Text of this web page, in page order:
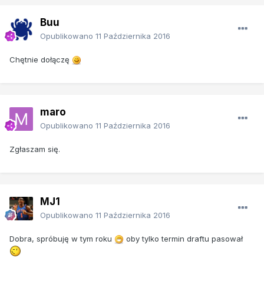
Buu
Opublikowano 11 Października 2016
Chętnie dołączę
maro
Opublikowano 11 Października 2016
Zgłaszam się.
MJ1
Opublikowano 11 Października 2016
Dobra, spróbuję w tym roku oby tylko termin draftu pasował